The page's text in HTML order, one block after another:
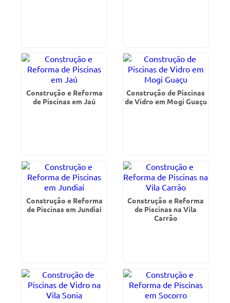
Construção e Reforma
de Piscinas em Jaú
Construção de Piscinas
de Vidro em Mogi Guaçu
Construção e Reforma
de Piscinas em Jundiaí
Construção e Reforma
de Piscinas na Vila
Carrão